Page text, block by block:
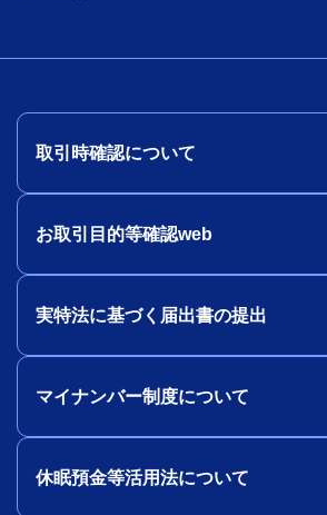
取引時確認について
お取引目的等確認web
実特法に基づく届出書の提出
マイナンバー制度について
休眠預金等活用法について